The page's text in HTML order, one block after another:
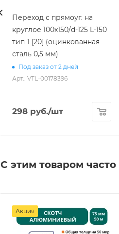
Переход с прямоуг. на
круглое 100х150/d-125 L-150
тип-1 [20] (оцинкованная
сталь 0,5 мм)
Под заказ от 2 дней
Арт.: VTL-00178396
298 руб./шт
С этим товаром
Акция